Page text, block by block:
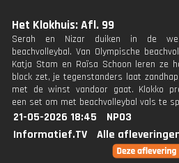
Het Klokhuis: Afl. 99
Serah en Nizar duiken in de
beachvolleybal. Van Olympische
Katja Stam en Raïsa Schoon leren ze
block zet, je tegenstanders laat
met de winst vandoor gaat. Klokko
een set om met beachvolleybal vals te
21-05-2026 18:45
NPO3
Informatief.TV
Alle